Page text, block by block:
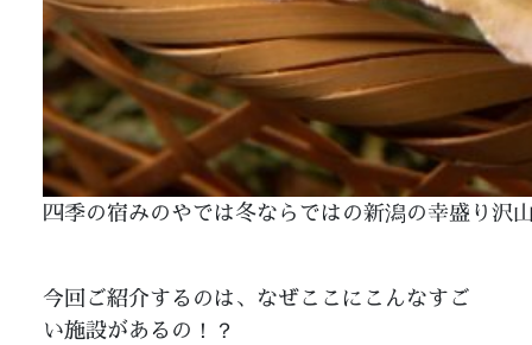
四季の宿みのやでは冬ならではの新潟の幸盛り沢
今回ご紹介するのは、なぜここにこんなすご
い施設があるの！？